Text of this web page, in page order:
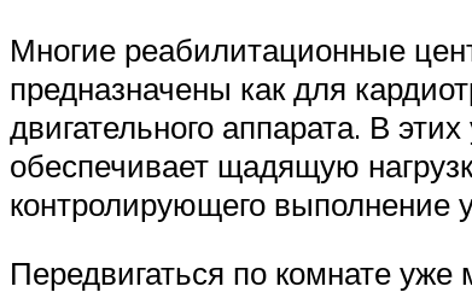
Многие реабилитационные
предназначены как для
двигательного аппарата. В
обеспечивает щадящую
контролирующего выполнение
Передвигаться по комнате